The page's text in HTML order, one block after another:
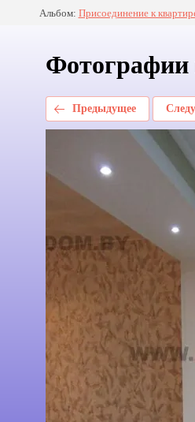
Альбом: Присоединение к
Фотографии
Предыдущее